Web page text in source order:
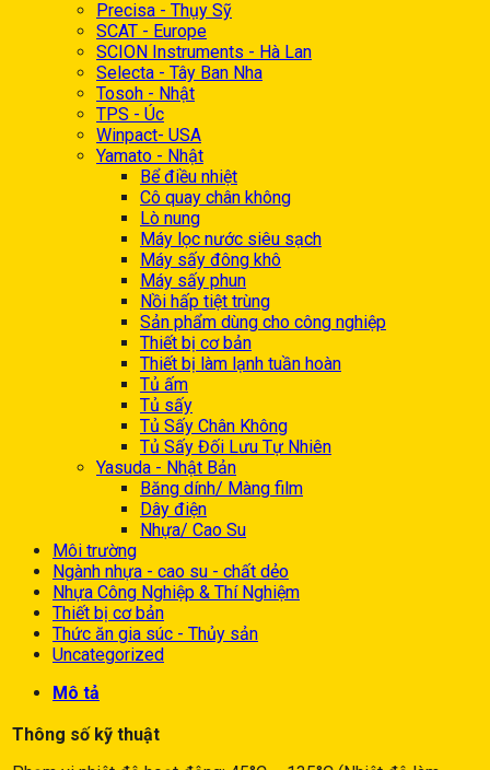
Precisa - Thụy Sỹ
SCAT - Europe
SCION Instruments - Hà Lan
Selecta - Tây Ban Nha
Tosoh - Nhật
TPS - Úc
Winpact- USA
Yamato - Nhật
Bể điều nhiệt
Cô quay chân không
Lò nung
Máy lọc nước siêu sạch
Máy sấy đông khô
Máy sấy phun
Nồi hấp tiệt trùng
Sản phẩm dùng cho công nghiệp
Thiết bị cơ bản
Thiết bị làm lạnh tuần hoàn
Tủ ấm
Tủ sấy
Tủ Sấy Chân Không
Tủ Sấy Đối Lưu Tự Nhiên
Yasuda - Nhật Bản
Băng dính/ Màng film
Dây điện
Nhựa/ Cao Su
Môi trường
Ngành nhựa - cao su - chất dẻo
Nhựa Công Nghiệp & Thí Nghiệm
Thiết bị cơ bản
Thức ăn gia súc - Thủy sản
Uncategorized
Mô tả
Thông số kỹ thuật